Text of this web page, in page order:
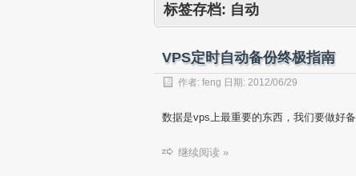
标签存档: 自动
VPS定时自动备份终极指南
作者: feng 日期: 2012/06/29
数据是vps上最重要的东西，我们要做好
继续阅读 »